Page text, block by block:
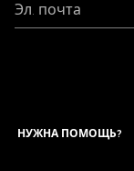
Эл. почта
НУЖНА ПОМОЩЬ?